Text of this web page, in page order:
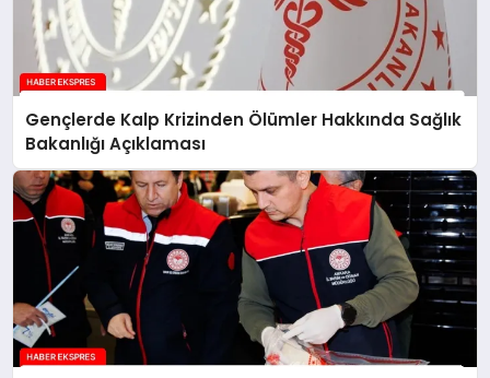
Gençlerde Kalp Krizinden Ölümler Hakkında Sağlık
Bakanlığı Açıklaması